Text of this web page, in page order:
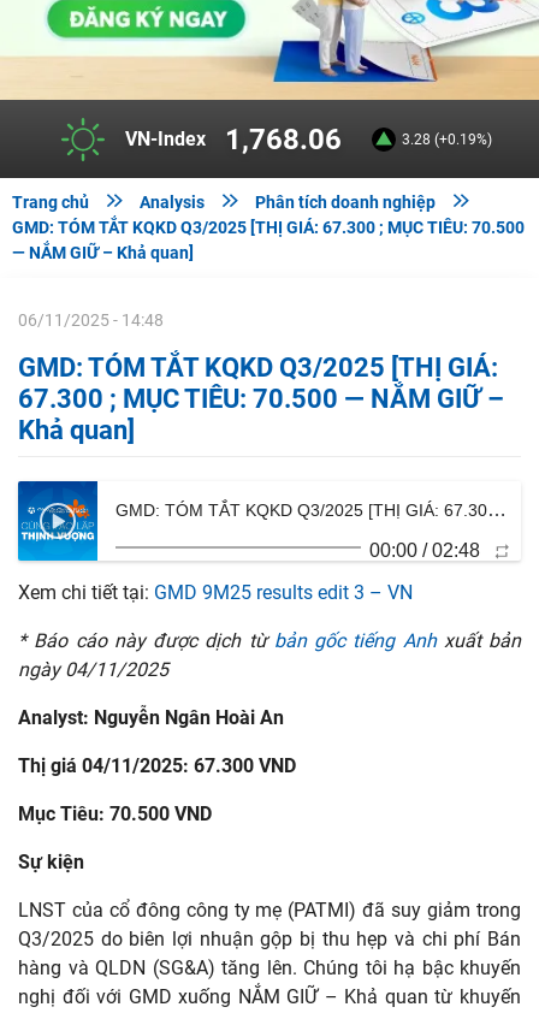
VN-Index 1,768.06 3.28 (+0.19%)
Trang chủ  Analysis  Phân tích doanh nghiệp

GMD: TÓM TẮT KQKD Q3/2025 [THỊ GIÁ: 67.300 ; MỤC TIÊU: 70.500
— NẮM GIỮ – Khả quan]
06/11/2025 - 14:48
GMD: TÓM TẮT KQKD Q3/2025 [THỊ GIÁ:
67.300 ; MỤC TIÊU: 70.500 — NẮM GIỮ –
Khả quan]
GMD: TÓM TẮT KQKD Q3/2025 [THỊ GIÁ: 67.300 ; MỤC TIÊU: 70.500 — NẮM GIỮ – Khả quan]
00:00 /02:48
Xem chi tiết tại: GMD 9M25 results edit 3 – VN
* Báo cáo này được dịch từ bản gốc tiếng Anhxuất bản
ngày 04/11/2025
Analyst: Nguyễn Ngân Hoài An
Thị giá 04/11/2025: 67.300 VND
Mục Tiêu: 70.500 VND
Sự kiện
LNST của cổ đông công ty mẹ (PATMI) đã suy giảm trong
Q3/2025 do biên lợi nhuận gộp bị thu hẹp và chi phí Bán
hàng và QLDN (SG&A) tăng lên. Chúng tôi hạ bậc khuyến
nghị đối với GMD xuống NẮM GIỮ – Khả quan từ khuyến